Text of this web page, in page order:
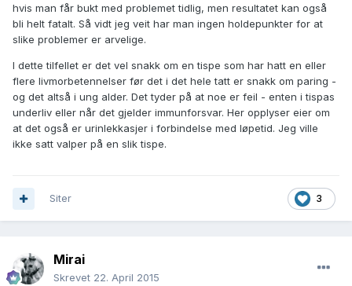
hvis man får bukt med problemet tidlig, men resultatet kan også
bli helt fatalt. Så vidt jeg veit har man ingen holdepunkter for at
slike problemer er arvelige.
I dette tilfellet er det vel snakk om en tispe som har hatt en eller
flere livmorbetennelser før det i det hele tatt er snakk om paring -
og det altså i ung alder. Det tyder på at noe er feil - enten i tispas
underliv eller når det gjelder immunforsvar. Her opplyser eier om
at det også er urinlekkasjer i forbindelse med løpetid. Jeg ville
ikke satt valper på en slik tispe.
3
Siter
Mirai
Skrevet 22. April 2015